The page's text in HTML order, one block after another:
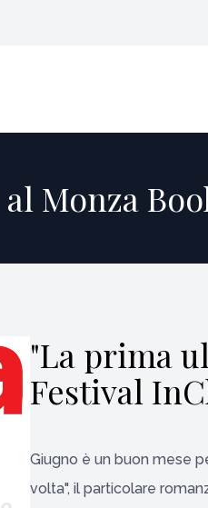
Monza
"La prima
Festival
Giugno è un buon mese
volta", il particolare